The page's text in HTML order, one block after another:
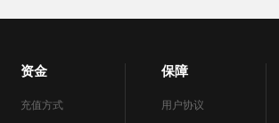
资金
充值方式
保障
用户协议